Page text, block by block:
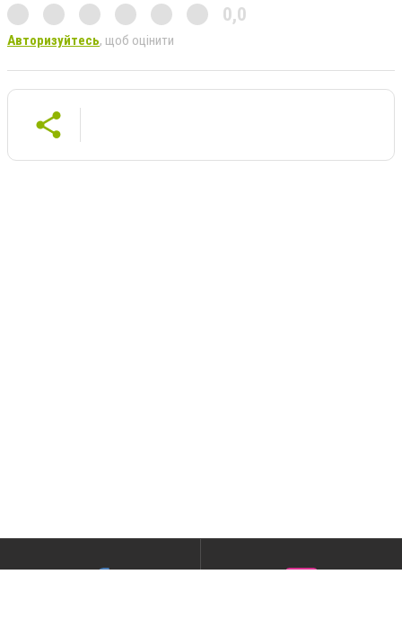
0,0
Авторизуйтесь, щоб оцінити